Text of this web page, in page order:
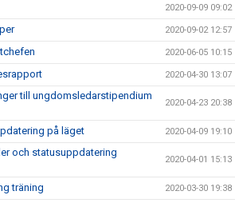
2020-09-09 09:02
2020-09-02 12:57
2020-06-05 10:15
2020-04-30 13:07
till ungdomsledarstipendium
2020-04-23 20:38
på läget 2020-04-09 19:10
och statusuppdatering
2020-04-01 15:13
träning 2020-03-30 19:38